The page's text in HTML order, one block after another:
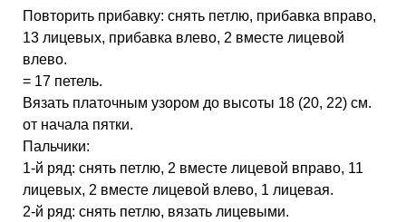
Повторить прибавку: снять петлю, прибавка вправо,
13 лицевых, прибавка влево, 2 вместе лицевой
влево.
= 17 петель.
Вязать платочным узором до высоты 18 (20, 22) см.
от начала пятки.
Пальчики:
1-й ряд: снять петлю, 2 вместе лицевой вправо, 11
лицевых, 2 вместе лицевой влево, 1 лицевая.
2-й ряд: снять петлю, вязать лицевыми.